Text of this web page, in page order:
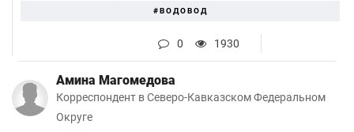
#ВОДОВОД
0 1930
Амина Магомедова
Корреспондент в Северо-Кавказском Федеральном
Округе